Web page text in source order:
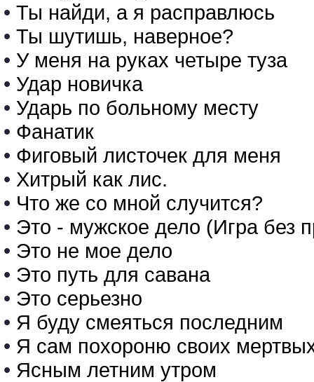
• Ты найди, а я расправлюсь
• Ты шутишь, наверное?
• У меня на руках четыре туза
• Удар новичка
• Ударь по больному месту
• Фанатик
• Фиговый листочек для меня
• Хитрый как лис.
• Что же со мной случится?
• Это - мужское дело (Игра без
• Это не мое дело
• Это путь для савана
• Это серьезно
• Я буду смеяться последним
• Я сам похороню своих
• Ясным летним утром